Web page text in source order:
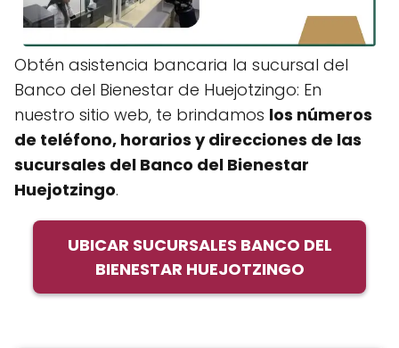
Obtén asistencia bancaria la sucursal del
Banco del Bienestar de Huejotzingo: En
nuestro sitio web, te brindamos los números
de teléfono, horarios y direcciones de las
sucursales del Banco del Bienestar
Huejotzingo.
UBICAR SUCURSALES BANCO DEL
BIENESTAR HUEJOTZINGO